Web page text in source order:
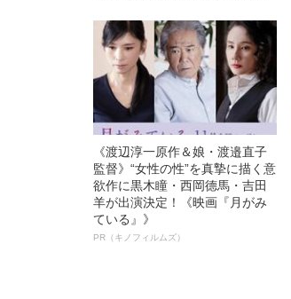
《渡辺淳一原作＆娘・渡邉直子
監督》“女性の性”を真摯に描く意
欲作に黒木瞳・西岡德馬・吉田
羊が出演決定！《映画『月がみ
ている』》
PR（キノフィルムズ）